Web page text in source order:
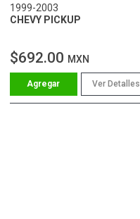
1999-2003
CHEVY PICKUP
$692.00 MXN
Ver Detalles